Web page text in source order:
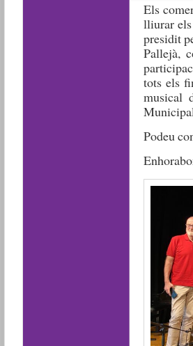
Els
lliurar els
presidit
Pallejà,
tots els
musical
Podeu